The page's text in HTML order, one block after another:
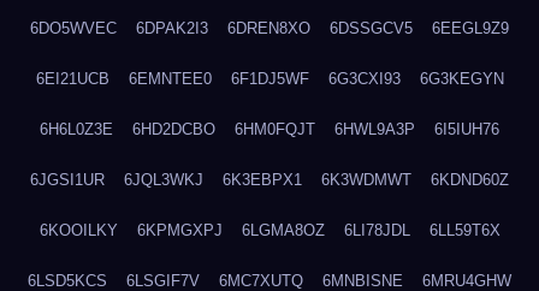
6DO5WVEC 6DPAK2I3 6DREN8XO 6DSSGCV5 6EEGL9Z9
6EI21UCB 6EMNTEE0 6F1DJ5WF 6G3CXI93 6G3KEGYN
6H6L0Z3E 6HD2DCBO 6HM0FQJT 6HWL9A3P 6I5IUH76
6JGSI1UR 6JQL3WKJ 6K3EBPX1 6K3WDMWT 6KDND60Z
6KOOILKY 6KPMGXPJ 6LGMA8OZ 6LI78JDL 6LL59T6X
6LSD5KCS 6LSGIF7V 6MC7XUTQ 6MNBISNE 6MRU4GHW